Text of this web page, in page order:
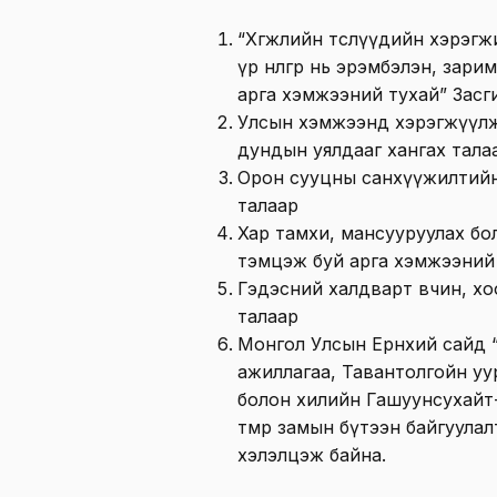
“Хөгжлийн төслүүдийн
үр нөлөөгөөр нь эрэмбэлэн,
арга хэмжээний тухай”
Улсын хэмжээнд хэрэгжүүлж
дундын уялдааг хангах
Орон сууцны
талаар
Хар тамхи, мансууруулах
тэмцэж буй арга хэмжээний
Гэдэсний халдварт өвчин,
талаар
Монгол Улсын Ерөнхий
ажиллагаа, Тавантолгойн
болон хилийн
төмөр замын бүтээн
хэлэлцэж байна.